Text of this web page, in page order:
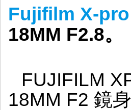
Fujifilm X-
18MM F2.8。
FUJIFILM
18MM F2 鏡